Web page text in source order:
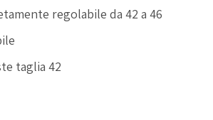
regolabile da 42 a 46
taglia 42